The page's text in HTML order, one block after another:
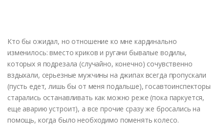
Кто бы ожидал, но отношение ко мне кардинально
изменилось: вместо криков и ругани бывалые водилы,
которых я подрезала (случайно, конечно) сочувственно
вздыхали, серьезные мужчины на джипах всегда пропускали
(пусть едет, лишь бы от меня подальше), госавтоинспекторы
старались останавливать как можно реже (пока паркуется,
еще аварию устроит), а все прочие сразу же бросались на
помощь, когда было необходимо поменять колесо.